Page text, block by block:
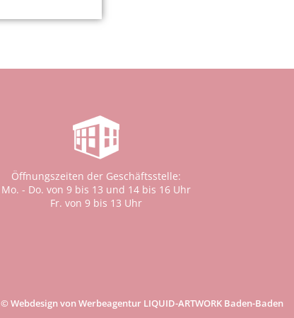
Öffnungszeiten der Geschäftsstelle:
Mo. - Do. von 9 bis 13 und 14 bis 16 Uhr
Fr. von 9 bis 13 Uhr
© Webdesign von Werbeagentur LIQUID-ARTWORK Baden-Baden